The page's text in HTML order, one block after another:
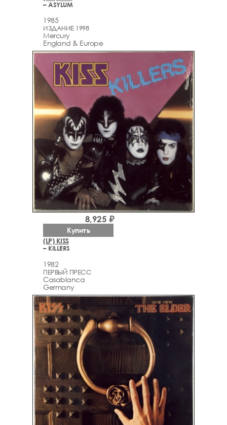
– ASYLUM
1985
ИЗДАНИЕ 1998
Mercury
England & Europe
(LP) KISS
– KILLERS
1982
ПЕРВЫЙ ПРЕСС
Casablanca
Germany
8,925 ₽
Купить